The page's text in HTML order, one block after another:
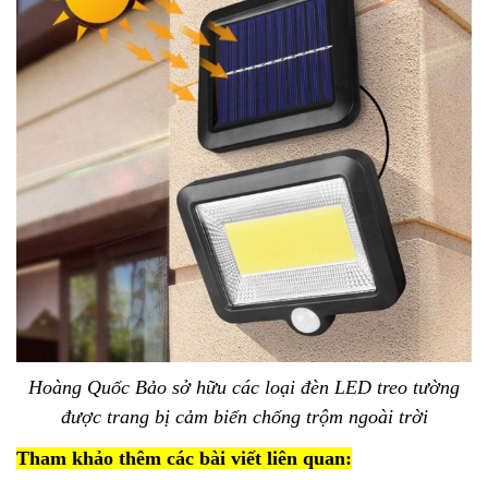
Hoàng Quốc Bảo sở hữu các loại đèn LED treo tường
được trang bị cảm biến chống trộm ngoài trời
Tham khảo thêm các bài viết liên quan: